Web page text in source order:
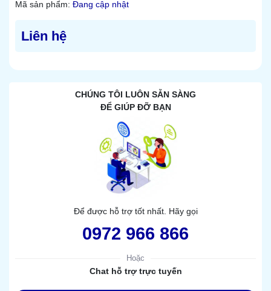
Mã sản phẩm: Đang cập nhật
Liên hệ
CHÚNG TÔI LUÔN SẴN SÀNG
ĐỂ GIÚP ĐỠ BẠN
Để được hỗ trợ tốt nhất. Hãy gọi
0972 966 866
Hoặc
Chat hỗ trợ trực tuyến